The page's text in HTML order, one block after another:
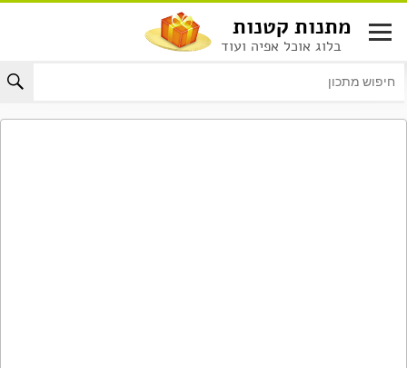
לתוכן
מתנות קטנות
בלוג אוכל אפיה ועוד